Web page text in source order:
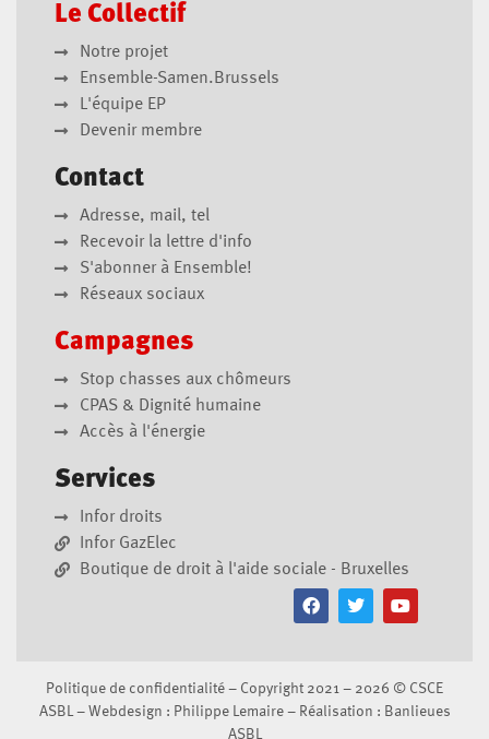
Le Collectif
Notre projet
Ensemble-Samen.Brussels
L'équipe EP
Devenir membre
Contact
Adresse, mail, tel
Recevoir la lettre d'info
S'abonner à Ensemble!
Réseaux sociaux
Campagnes
Stop chasses aux chômeurs
CPAS & Dignité humaine
Accès à l'énergie
Services
Infor droits
Infor GazElec
Boutique de droit à l'aide sociale - Bruxelles
Politique de confidentialité – Copyright 2021 – 2026 © CSCE
ASBL
– Webdesign : Philippe Lemaire– Réalisation : Banlieues
ASBL